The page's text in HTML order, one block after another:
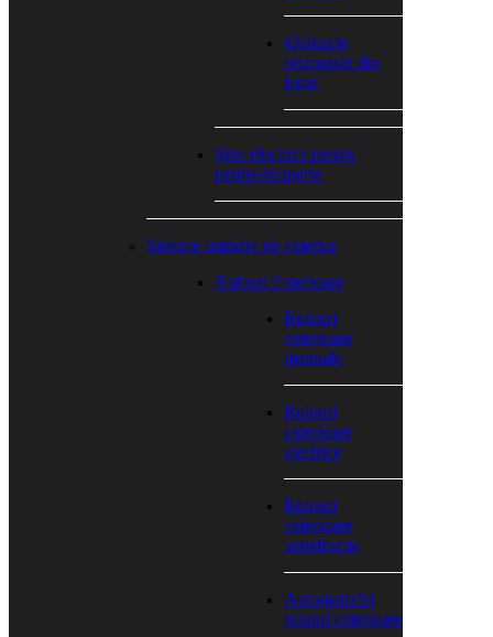
#Jaluzele
orizontale din
lemn
Sine electrice pentru
perdea/draperie
Sisteme umbrire de exterior
Rulouri Exterioare
Rulouri
exterioare
manuale
Rulouri
exterioare
electrice
Rulouri
exterioare
antiefracție
Automatizări
rulouri exterioare